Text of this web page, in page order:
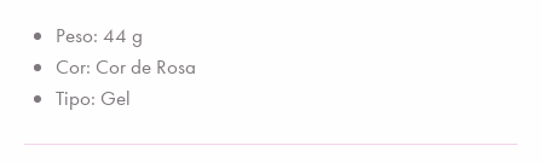
Peso: 44 g
Cor: Cor de Rosa
Tipo: Gel